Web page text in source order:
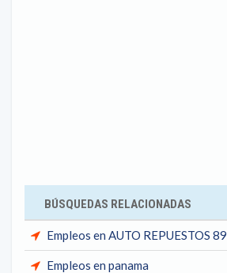
BÚSQUEDAS RELACIONADAS
Empleos en AUTO REPUESTOS 89
Empleos en panama